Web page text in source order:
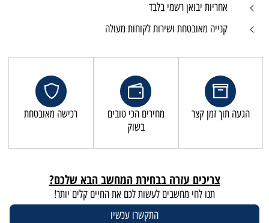
אחריות יבואן רשמי בלבד
קנייה מאובטחת ושירות לקוחות מעולה
הגעה תוך זמן קצר
מחירים הכי טובים
בשוק
רכישה מאובטחת
צריכים עזרה בבחירת המחשב הבא שלכם?
תנו לחי מחשבים לעשות לכם את החיים קלים יותר!
התקשרו עכשיו